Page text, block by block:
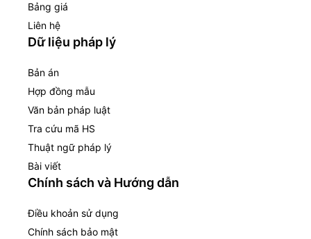
Bảng giá
Liên hệ
Dữ liệu pháp lý
Bản án
Hợp đồng mẫu
Văn bản pháp luật
Tra cứu mã HS
Thuật ngữ pháp lý
Bài viết
Chính sách và Hướng dẫn
Điều khoản sử dụng
Chính sách bảo mật